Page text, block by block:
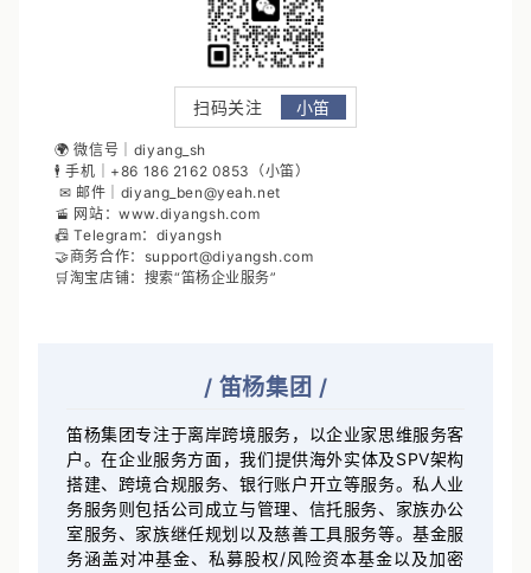
扫码关注 小笛
🌍 微信号｜diyang_sh
🕴 手机｜+86 186 2162 0853（小笛）
✉ 邮件｜diyang_ben@yeah.net
🚡 网站：www.diyangsh.com
📠 Telegram：diyangsh
🤝商务合作：support@diyangsh.com
笛杨集团专注于离岸跨境服务，以企业家思维服务客
户。在企业服务方面，我们提供海外实体及SPV架构
搭建、跨境合规服务、银行账户开立等服务。私人业
务服务则包括公司成立与管理、信托服务、家族办公
室服务、家族继任规划以及慈善工具服务等。基金服